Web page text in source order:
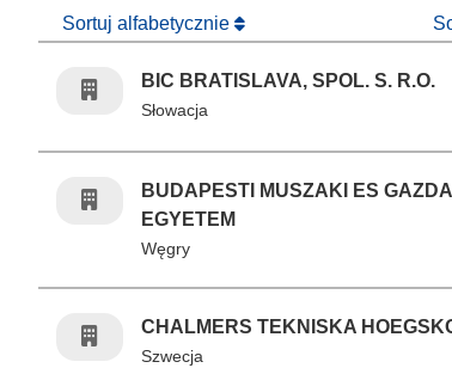
Sortuj alfabetycznie
BIC BRATISLAVA, SPOL. S. R.O.
Słowacja
BUDAPESTI MUSZAKI ES
EGYETEM
Węgry
CHALMERS TEKNISKA
Szwecja